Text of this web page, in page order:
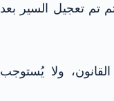
ثم تم تعجيل السير بعد
ولا يُستوجب